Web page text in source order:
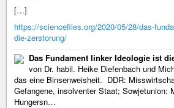
[…]
https://sciencefiles.org/2020/05/28/das-
die-zerstorung/
Das Fundament linker Ideologie ist
von Dr. habil. Heike Diefenbach und
das eine Binsenweisheit. DDR:
Gefangene, insolventer Staat; Sowjetunion:
Hungersn…